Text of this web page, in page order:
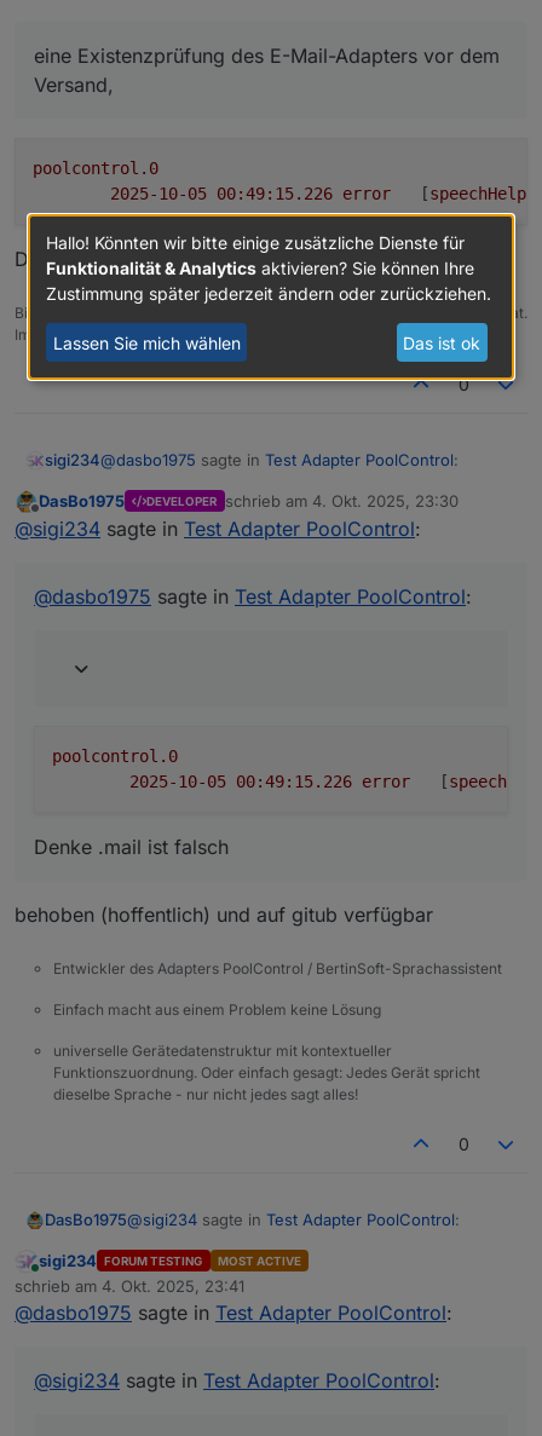
vorhanden war.
eine Existenzprüfung des E-Mail-Adapters vor dem
Versand,
poolcontrol.0
error
	[
Denke .mail ist falsch
Bitte benutzt das Voting rechts unten im Beitrag wenn er euch geholfen hat.
Immer Daten sichern!
0
sigi234@dasbo1975 sagte in Test Adapter PoolControl:
eine Existenzprüfung des E-Mail-Adapters vor
Denke .mail ist falsch
Offline
DasBo1975 DEVELOPER schrieb am 4. Okt. 2025, 23:30
zuletzt editiert von
@sigi234 sagte in Test Adapter PoolControl:
@dasbo1975 sagte in Test Adapter PoolControl:
poolcontrol.0
error
	[
Denke .mail ist falsch
behoben (hoffentlich) und auf gitub verfügbar
Entwickler des Adapters PoolControl / BertinSoft-Sprachassistent
Einfach macht aus einem Problem keine Lösung
universelle Gerätedatenstruktur mit kontextueller
Funktionszuordnung. Oder einfach gesagt: Jedes Gerät spricht
dieselbe Sprache - nur nicht jedes sagt alles!
0
DasBo1975@sigi234 sagte in Test Adapter PoolControl:
@dasbo1975sagte in
PoolControl:
eine Existenzprüfung des E-Mail-
Adapters vor dem Versand,
behoben (hoffentlich) und auf gitub verfügbar
Online
sigi234 FORUM TESTING MOST ACTIVE
schrieb am 4. Okt. 2025, 23:41
zuletzt editiert von
@dasbo1975 sagte in Test Adapter PoolControl:
@sigi234 sagte in Test Adapter PoolControl:
Hallo! Könnten wir bitte einige zusätzliche Dienste für
Funktionalität & Analytics aktivieren? Sie können Ihre
Zustimmung später jederzeit ändern oder zurückziehen.
Lassen Sie mich wählen Das ist ok